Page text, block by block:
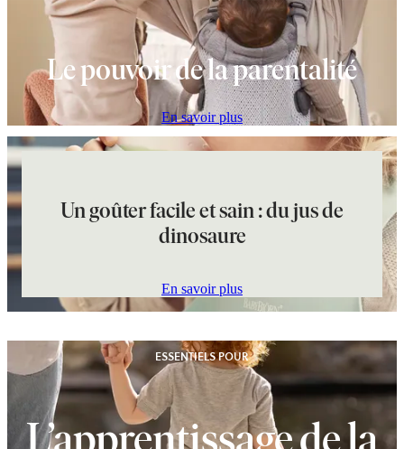
Le pouvoir de la parentalité
En savoir plus
Un goûter facile et sain : du jus de
dinosaure
En savoir plus
ESSENTIELS POUR
L’apprentissage de la